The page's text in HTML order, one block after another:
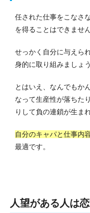
任された仕事をこなさ
を得ることはできません
せっかく自分に与えら
身的に取り組みましょう
とはいえ、なんでもか
なって生産性が落ちた
りして負の連鎖が生ま
自分のキャパと仕事内
最適です。
人望がある人は